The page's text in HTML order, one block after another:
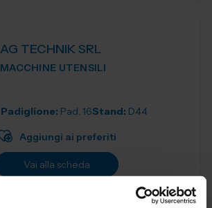
AG TECHNIK SRL
MACCHINE UTENSILI
Padiglione: Pad. 16Stand: D44
Aggiungi ai preferiti
Vai alla scheda